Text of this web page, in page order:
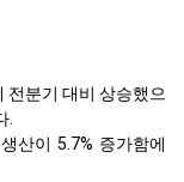
전분기 대비 상승했으
.
산이 5.7% 증가함에